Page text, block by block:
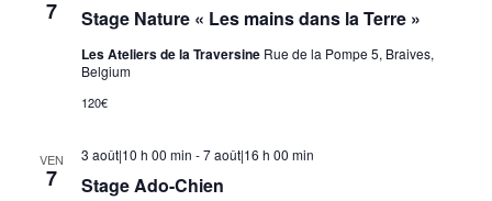
7 Stage Nature « Les mains dans la Terre »
Les Ateliers de la Traversine Rue de la Pompe 5, Braives,
Belgium
120€
VEN
7 Stage Ado-Chien
3 août|10 h 00 min -7 août|16 h 00 min